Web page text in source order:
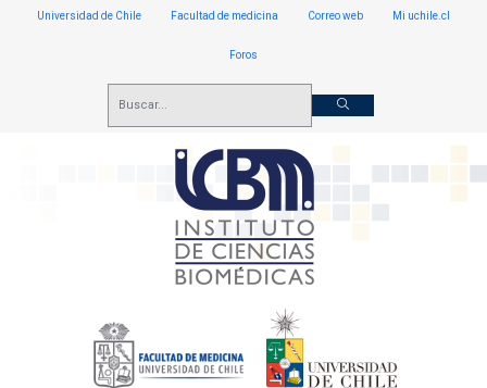
Universidad de Chile Facultad de medicina Correo web Mi uchile.cl
Foros